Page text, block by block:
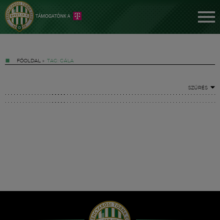
FŐOLDAL » TAG: GÁLA
SZŰRÉS
Hírek